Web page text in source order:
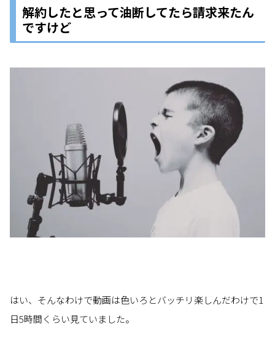
解約したと思って油断してたら請求来たん
ですけど
はい、そんなわけで動画は色いろとバッチリ楽しんだわけで1
日5時間くらい見ていました。